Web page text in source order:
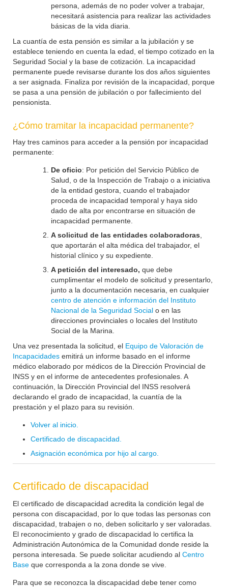
persona, además de no poder volver a trabajar,
necesitará asistencia para realizar las actividades
básicas de la vida diaria.
La cuantía de esta pensión es similar a la jubilación y se
establece teniendo en cuenta la edad, el tiempo cotizado en la
Seguridad Social y la base de cotización. La incapacidad
permanente puede revisarse durante los dos años siguientes
a ser asignada. Finaliza por revisión de la incapacidad, porque
se pasa a una pensión de jubilación o por fallecimiento del
pensionista.
¿Cómo tramitar la incapacidad permanente?
Hay tres caminos para acceder a la pensión por incapacidad
permanente:
De oficio: Por petición del Servicio Público de
Salud, o de la Inspección de Trabajo o a iniciativa
de la entidad gestora, cuando el trabajador
proceda de incapacidad temporal y haya sido
dado de alta por encontrarse en situación de
incapacidad permanente.
A solicitud de las entidades colaboradoras
que aportarán el alta médica del trabajador, el
historial clínico y su expediente.
A petición del interesado, que debe
cumplimentar el modelo de solicitud y presentarlo,
junto a la documentación necesaria, en cualquier
centro de atención e información del Instituto
Nacional de la Seguridad Social o en las
direcciones provinciales o locales del Instituto
Social de la Marina.
Una vez presentada la solicitud, el Equipo de Valoración de
Incapacidades emitirá un informe basado en el informe
médico elaborado por médicos de la Dirección Provincial de
INSS y en el informe de antecedentes profesionales. A
continuación, la Dirección Provincial del INSS resolverá
declarando el grado de incapacidad, la cuantía de la
prestación y el plazo para su revisión.
Volver al inicio.
Certificado de discapacidad.
Asignación económica por hijo al cargo.
Certificado de discapacidad
El certificado de discapacidad acredita la condición legal de
persona con discapacidad, por lo que todas las personas con
discapacidad, trabajen o no, deben solicitarlo y ser valoradas.
El reconocimiento y grado de discapacidad lo certifica la
Administración Autonómica de la Comunidad donde reside la
persona interesada. Se puede solicitar acudiendo al Centro
Base que corresponda a la zona donde se vive.
Para que se reconozca la discapacidad debe tener como